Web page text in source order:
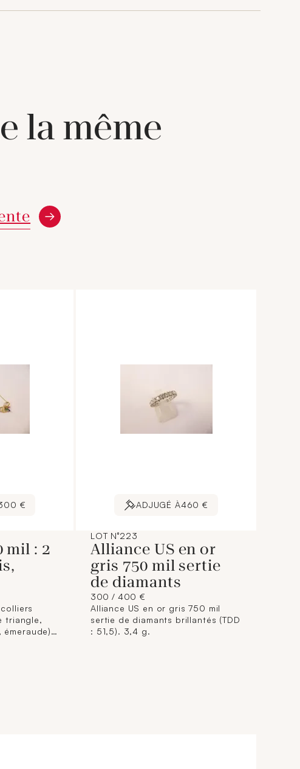
la même
€
mil : 2
triangle,
émeraude),
ADJUGÉ À460 €
LOT N°223
Alliance US en or
gris 750 mil sertie
de diamants
300 / 400 €
Alliance US en or gris 750 mil
sertie de diamants brillantés (TDD
: 51,5). 3,4 g.